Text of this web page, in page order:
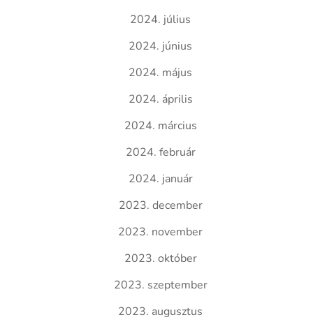
2024. július
2024. június
2024. május
2024. április
2024. március
2024. február
2024. január
2023. december
2023. november
2023. október
2023. szeptember
2023. augusztus